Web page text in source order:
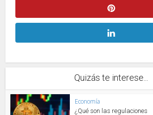
Quizás te interese...
Economía
¿Qué son las regulaciones